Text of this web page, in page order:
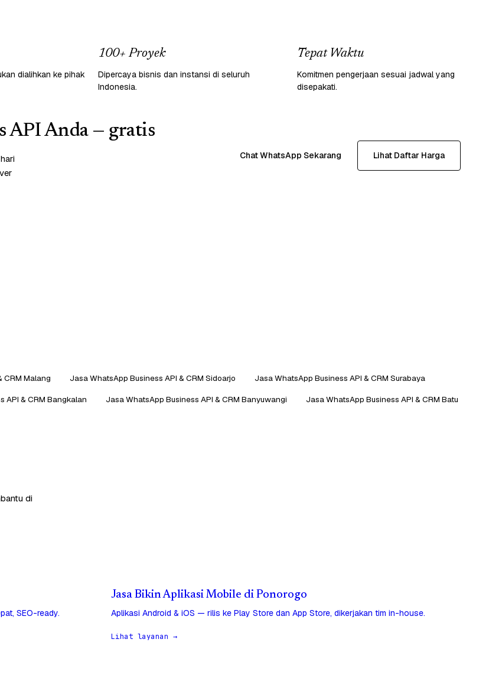
dialihkan ke pihak
100+ Proyek
Dipercaya bisnis dan instansi di seluruh
Indonesia.
Tepat Waktu
Komitmen pengerjaan sesuai jadwal yang
disepakati.
API Anda — gratis
Chat WhatsApp Sekarang Lihat Daftar Harga
CRM Malang Jasa WhatsApp Business API & CRM Sidoarjo
Jasa WhatsApp Business API & CRM Surabaya
API & CRM Bangkalan Jasa WhatsApp Business API & CRM Banyuwangi Jasa WhatsApp Business API & CRM Batu
di
SEO-ready.
Jasa Bikin Aplikasi Mobile di Ponorogo
Aplikasi Android & iOS — rilis ke Play Store dan App Store, dikerjakan tim in-house.
Lihat layanan →